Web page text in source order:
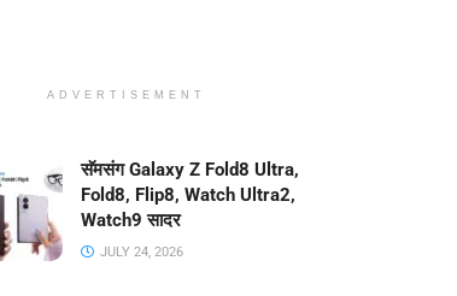
ADVERTISEMENT
सॅमसंग Galaxy Z Fold8 Ultra,
Fold8, Flip8, Watch Ultra2,
Watch9 सादर
JULY 24, 2026